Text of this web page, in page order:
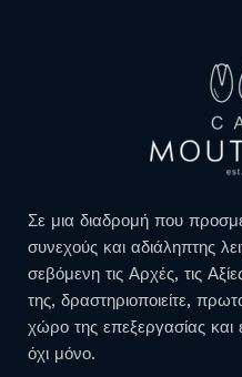
Σε μια διαδρομή που
συνεχούς και αδιάληπτης
σεβόμενη τις Αρχές, τις
της, δραστηριοποιείτε,
χώρο της επεξεργασίας
όχι μόνο.